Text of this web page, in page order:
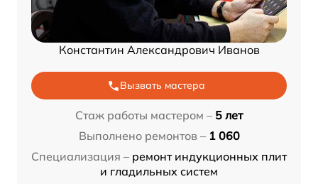
Константин Александрович Иванов
Вызвать мастера
Стаж работы мастером – 5 лет
Выполнено ремонтов – 1 060
Специализация – ремонт индукционных плит
и гладильных систем